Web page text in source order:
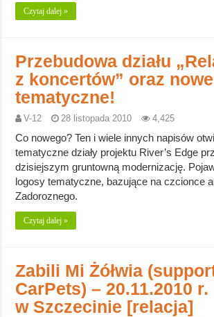
Czytaj dalej »
Przebudowa działu
z koncertów” oraz
tematyczne!
V-12 28 listopada 2010 4,425
Co nowego? Ten i wiele innych napisów
tematyczne działy projektu River’s Edge
dzisiejszym gruntowną modernizację.
logosy tematyczne, bazujące na czcionce
Zadoroznego.
Czytaj dalej »
Zabili Mi Żółwia
CarPets) – 20.11.2010 r.
w Szczecinie [relacja]